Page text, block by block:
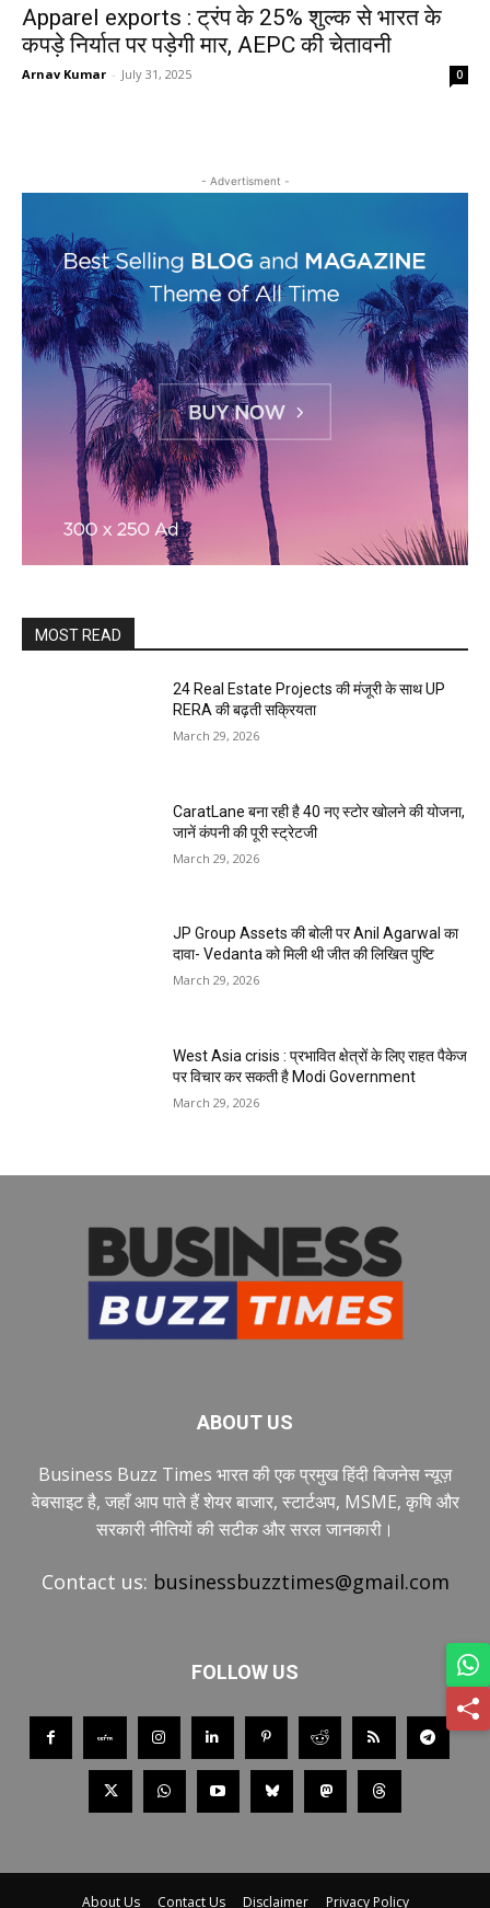
Apparel exports : ट्रंप के 25% शुल्क से भारत के
कपड़े निर्यात पर पड़ेगी मार, AEPC की चेतावनी
Arnav Kumar - July 31, 2025 0
- Advertisment -
MOST READ
24 Real Estate Projects की मंजूरी के साथ UP
RERA की बढ़ती सक्रियता
March 29, 2026
CaratLane बना रही है 40 नए स्टोर खोलने की योजना,
जानें कंपनी की पूरी स्ट्रेटजी
March 29, 2026
JP Group Assets की बोली पर Anil Agarwal का
दावा- Vedanta को मिली थी जीत की लिखित पुष्टि
March 29, 2026
West Asia crisis : प्रभावित क्षेत्रों के लिए राहत पैकेज
पर विचार कर सकती है Modi Government
March 29, 2026
ABOUT US
Business Buzz Times भारत की एक प्रमुख हिंदी बिजनेस न्यूज़
वेबसाइट है, जहाँ आप पाते हैं शेयर बाजार, स्टार्टअप, MSME, कृषि और
सरकारी नीतियों की सटीक और सरल जानकारी।
Contact us: businessbuzztimes@gmail.com
FOLLOW US
About Us Contact Us Disclaimer Privacy Policy